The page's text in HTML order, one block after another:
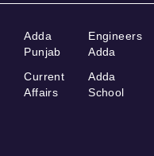
Adda
Punjab
Current
Affairs
Engineers
Adda
Adda
School